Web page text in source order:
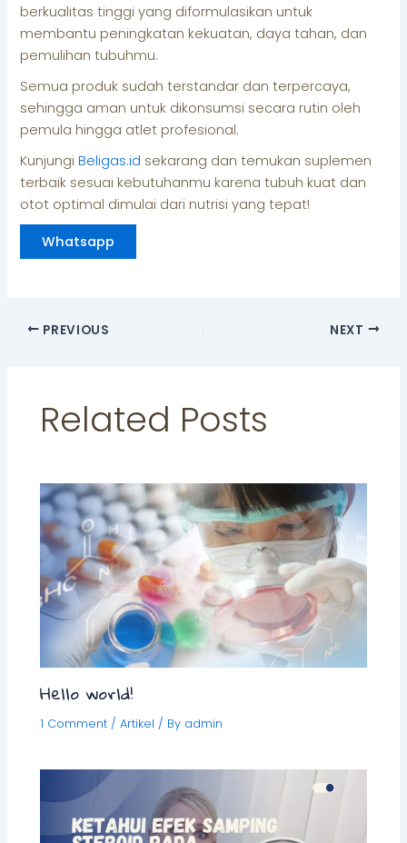
berkualitas tinggi yang diformulasikan untuk
membantu peningkatan kekuatan, daya tahan, dan
pemulihan tubuhmu.
Semua produk sudah terstandar dan terpercaya,
sehingga aman untuk dikonsumsi secara rutin oleh
pemula hingga atlet profesional.
Kunjungi Beligas.id sekarang dan temukan suplemen
terbaik sesuai kebutuhanmu karena tubuh kuat dan
otot optimal dimulai dari nutrisi yang tepat!
Whatsapp
PREVIOUS NEXT
Related Posts
Hello world!
1 Comment /Artikel / By admin